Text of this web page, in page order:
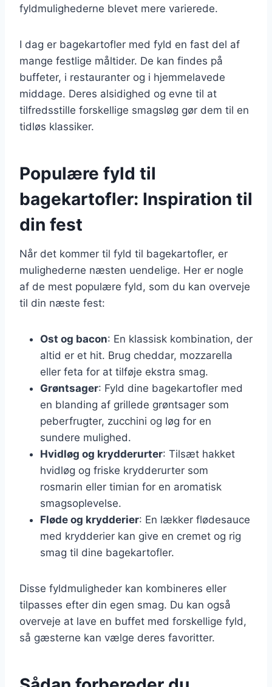
fyldmulighederne blevet mere varierede.
I dag er bagekartofler med fyld en fast del af
mange festlige måltider. De kan findes på
buffeter, i restauranter og i hjemmelavede
middage. Deres alsidighed og evne til at
tilfredsstille forskellige smagsløg gør dem til en
tidløs klassiker.
Populære fyld til
bagekartofler: Inspiration til
din fest
Når det kommer til fyld til bagekartofler, er
mulighederne næsten uendelige. Her er nogle
af de mest populære fyld, som du kan overveje
til din næste fest:
Ost og bacon: En klassisk kombination, der
altid er et hit. Brug cheddar, mozzarella
eller feta for at tilføje ekstra smag.
Grøntsager: Fyld dine bagekartofler med
en blanding af grillede grøntsager som
peberfrugter, zucchini og løg for en
sundere mulighed.
Hvidløg og krydderurter: Tilsæt hakket
hvidløg og friske krydderurter som
rosmarin eller timian for en aromatisk
smagsoplevelse.
Fløde og krydderier: En lækker flødesauce
med krydderier kan give en cremet og rig
smag til dine bagekartofler.
Disse fyldmuligheder kan kombineres eller
tilpasses efter din egen smag. Du kan også
overveje at lave en buffet med forskellige fyld,
så gæsterne kan vælge deres favoritter.